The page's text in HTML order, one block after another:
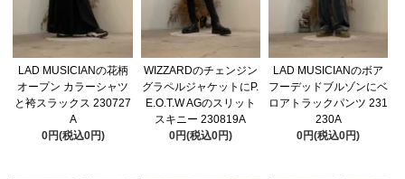
LAD MUSICIANの花柄
オープン カラーシャツ
と袴スラックス 230727
A
0円(税込0円)
WIZZARDのチェンジン
グラペルジャケットにP.
E.O.T.W AGのスリット
スキニー 230819A
0円(税込0円)
LAD MUSICIANのボア
フーデッドブルゾンにベ
ロアトラックパンツ 231
230A
0円(税込0円)